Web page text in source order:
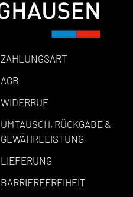
ZAHLUNGSART
AGB
WIDERRUF
UMTAUSCH, RÜCKGABE &
GEWÄHRLEISTUNG
LIEFERUNG
BARRIEREFREIHEIT